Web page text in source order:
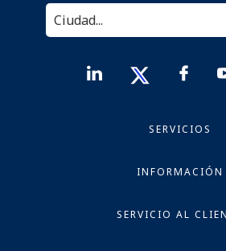
SERVICIOS
INFORMACIÓN
SERVICIO AL